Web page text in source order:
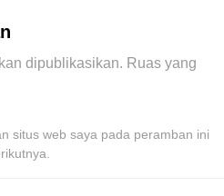
dipublikasikan. Ruas yang
situs web saya pada peramban ini